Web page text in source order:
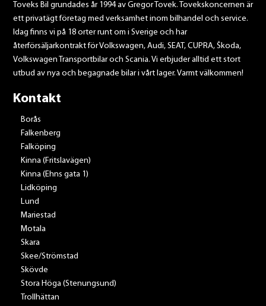
Toveks Bil grundades år 1994 av Gregor Tovek. Tovekskoncernen är
ett privatägt företag med verksamhet inom bilhandel och service.
Idag finns vi på 18 orter runt om i Sverige och har
återförsäljarkontrakt för Volkswagen, Audi, SEAT, CUPRA, Škoda,
Volkswagen Transportbilar och Scania. Vi erbjuder alltid ett stort
utbud av nya och begagnade bilar i vårt lager. Varmt välkommen!
Kontakt
Borås
Falkenberg
Falköping
Kinna (Fritslavägen)
Kinna (Ehns gata 1)
Lidköping
Lund
Mariestad
Motala
Skara
Skee/Strömstad
Skövde
Stora Höga (Stenungsund)
Trollhättan